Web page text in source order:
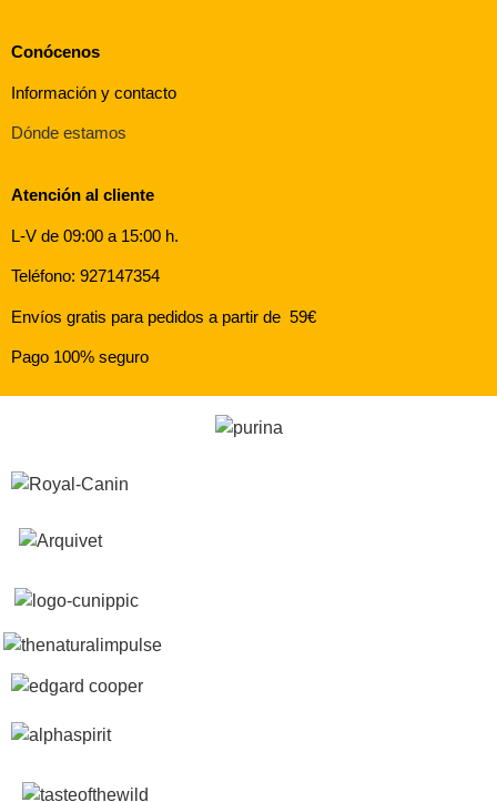
Conócenos
Información y contacto
Dónde estamos
Atención al cliente
L-V de 09:00 a 15:00 h.
Teléfono: 927147354
Envíos gratis para pedidos a partir de 59€
Pago 100% seguro